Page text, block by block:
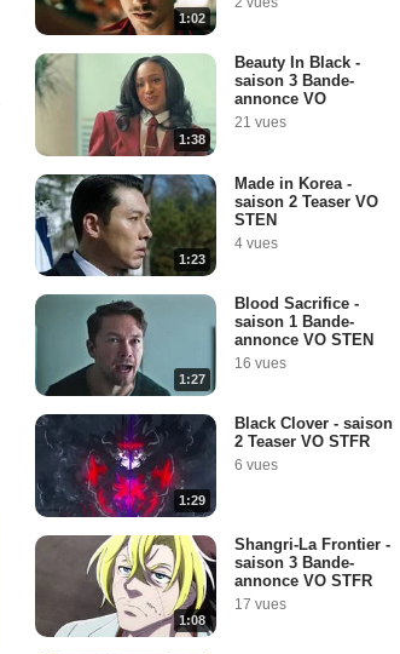
1:02
1:38
Beauty In Black -
saison 3 Bande-
annonce VO
21 vues
1:23
Made in Korea -
saison 2 Teaser VO
STEN
4 vues
1:27
Blood Sacrifice -
saison 1 Bande-
annonce VO STEN
16 vues
1:29
Black Clover - saison
2 Teaser VO STFR
6 vues
1:08
Shangri-La Frontier -
saison 3 Bande-
annonce VO STFR
17 vues